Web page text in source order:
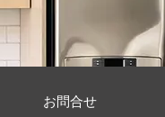
お問合せ